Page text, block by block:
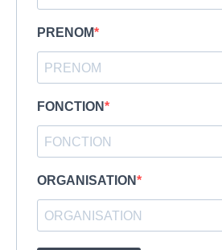
PRENOM
FONCTION
ORGANISATION